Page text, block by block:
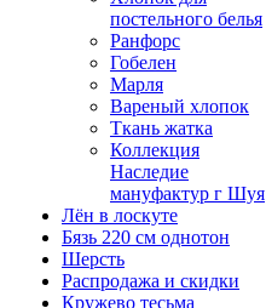
постельного белья
Ранфорс
Гобелен
Марля
Вареный хлопок
Ткань жатка
Коллекция
Наследие
мануфактур г Шуя
Лён в лоскуте
Бязь 220 см однотон
Шерсть
Распродажа и скидки
Кружево тесьма